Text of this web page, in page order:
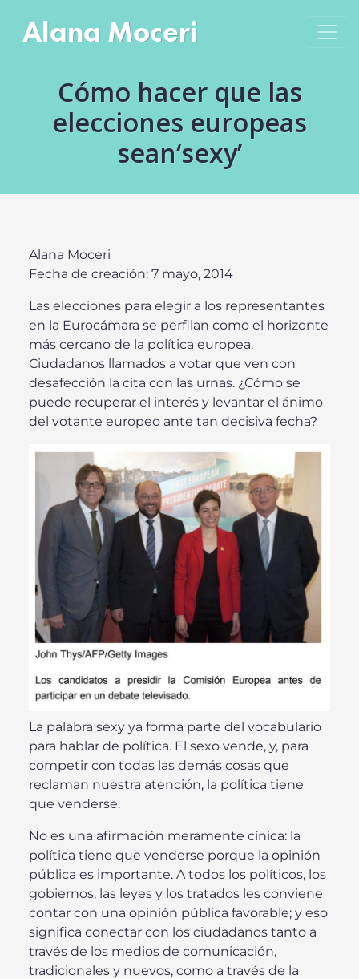
Navegación principal
Alana Moceri
Cómo hacer que las
elecciones europeas
sean‘sexy’
Alana Moceri
Fecha de creación: 7 mayo, 2014
Las elecciones para elegir a los representantes
en la Eurocámara se perfilan como el horizonte
más cercano de la política europea.
Ciudadanos llamados a votar que ven con
desafección la cita con las urnas. ¿Cómo se
puede recuperar el interés y levantar el ánimo
del votante europeo ante tan decisiva fecha?
La palabra sexy ya forma parte del vocabulario
para hablar de política. El sexo vende, y, para
competir con todas las demás cosas que
reclaman nuestra atención, la política tiene
que venderse.
No es una afirmación meramente cínica: la
política tiene que venderse porque la opinión
pública es importante. A todos los políticos, los
gobiernos, las leyes y los tratados les conviene
contar con una opinión pública favorable; y eso
significa conectar con los ciudadanos tanto a
través de los medios de comunicación,
tradicionales y nuevos, como a través de la